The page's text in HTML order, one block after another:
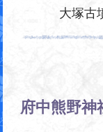
大塚古
府中熊野神